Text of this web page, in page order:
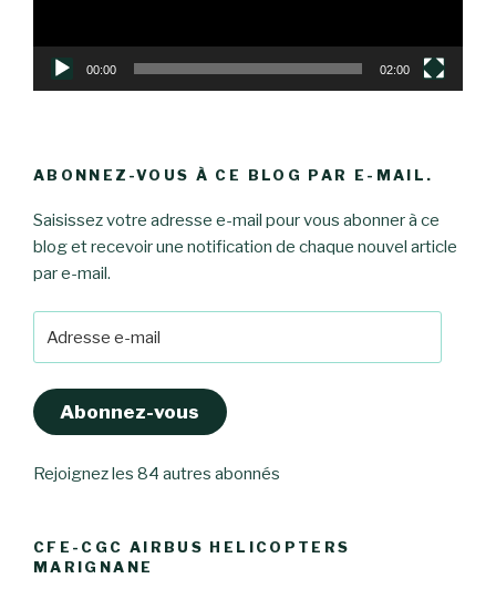
00:00 02:00
ABONNEZ-VOUS À CE BLOG PAR E-MAIL.
Saisissez votre adresse e-mail pour vous abonner à ce
blog et recevoir une notification de chaque nouvel article
par e-mail.
e-
Abonnez-vous
Rejoignez les 84 autres abonnés
CFE-CGC AIRBUS HELICOPTERS
MARIGNANE